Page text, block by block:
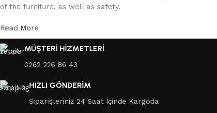
of the furniture, as well as safety.
Read More
MÜŞTERİ HİZMETLERİ
0262 226 86 43
HIZLI GÖNDERİM
Siparişleriniz 24 Saat İçinde Kargoda